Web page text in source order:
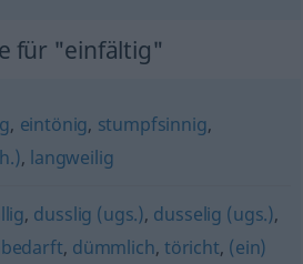
für "einfältig"
, eintönig, stumpfsinnig,
, langweilig
, dusslig (ugs.), dusselig (ugs.),
, dümmlich, töricht, (ein)